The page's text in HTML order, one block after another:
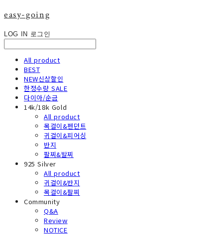
easy-going
LOG IN 로그인
All product
BEST
NEW신상할인
한정수량 SALE
다이아/순금
14k/18k Gold
All product
목걸이&펜던트
귀걸이&피어싱
반지
팔찌&발찌
925 Silver
All product
귀걸이&반지
목걸이&팔찌
Community
Q&A
Review
NOTICE